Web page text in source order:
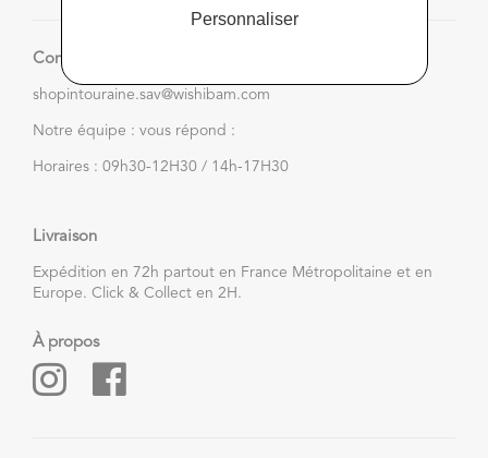
Contactez-nous
shopintouraine.sav@wishibam.com
Notre équipe : vous répond :
Horaires : 09h30-12H30 / 14h-17H30
Livraison
Expédition en 72h partout en France Métropolitaine et en
Europe. Click & Collect en 2H.
À propos
Personnaliser